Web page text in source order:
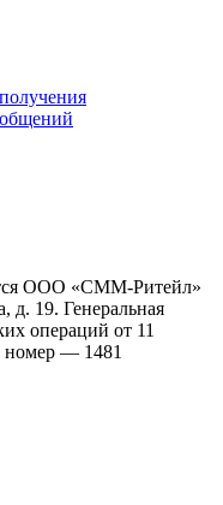
ООО «СММ-Ритейл»
д. 19. Генеральная
операций от 11
номер — 1481